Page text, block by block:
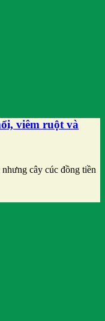
viêm ruột và
cây cúc đồng tiền